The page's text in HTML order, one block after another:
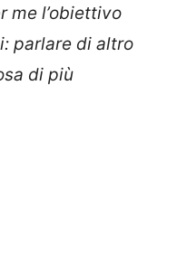
me l’obiettivo
parlare di altro
di più